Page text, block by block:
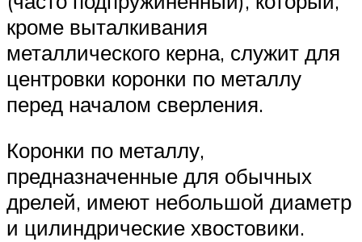
кроме выталкивания
металлического керна, служит для
центровки коронки по металлу
перед началом сверления.
Коронки по металлу,
предназначенные для обычных
дрелей, имеют небольшой диаметр
и цилиндрические хвостовики.